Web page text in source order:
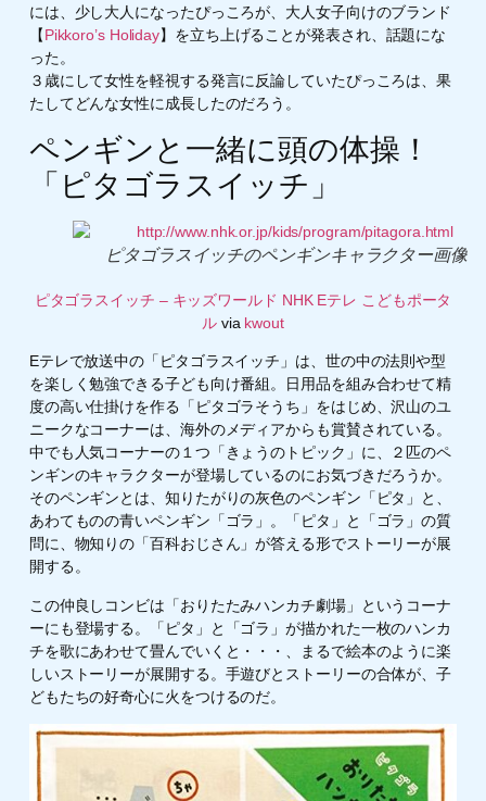
には、少し大人になったぴっころが、大人女子向けのブランド
【Pikkoro’s Holiday】を立ち上げることが発表され、話題にな
った。
３歳にして女性を軽視する発言に反論していたぴっころは、果
たしてどんな女性に成長したのだろう。
ペンギンと一緒に頭の体操！
「ピタゴラスイッチ」
ピタゴラスイッチのペンギンキャラクター画像
ピタゴラスイッチ – キッズワールド NHK Eテレ こどもポータ
ルvia kwout
Eテレで放送中の「ピタゴラスイッチ」は、世の中の法則や型
を楽しく勉強できる子ども向け番組。日用品を組み合わせて精
度の高い仕掛けを作る「ピタゴラそうち」をはじめ、沢山のユ
ニークなコーナーは、海外のメディアからも賞賛されている。
中でも人気コーナーの１つ「きょうのトピック」に、２匹のペ
ンギンのキャラクターが登場しているのにお気づきだろうか。
そのペンギンとは、知りたがりの灰色のペンギン「ピタ」と、
あわてものの青いペンギン「ゴラ」。「ピタ」と「ゴラ」の質
問に、物知りの「百科おじさん」が答える形でストーリーが展
開する。
この仲良しコンビは「おりたたみハンカチ劇場」というコーナ
ーにも登場する。「ピタ」と「ゴラ」が描かれた一枚のハンカ
チを歌にあわせて畳んでいくと・・・、まるで絵本のように楽
しいストーリーが展開する。手遊びとストーリーの合体が、子
どもたちの好奇心に火をつけるのだ。